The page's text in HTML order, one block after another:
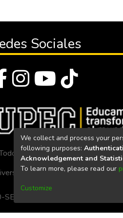
Sociales
los derechos reservados
Politécnica Estatal del
SE-33-CACES-2020
We collect and process your
following purposes:
Acknowledgement and
To learn more, please read our
Customize